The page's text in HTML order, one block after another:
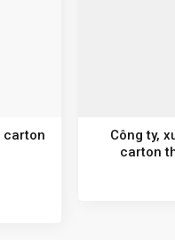
carton
Công ty,
carton